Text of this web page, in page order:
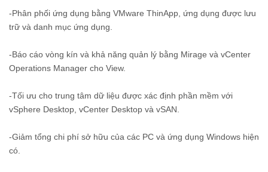
-Phân phối ứng dụng bằng VMware ThinApp, ứng dụng được lưu
trữ và danh mục ứng dụng.
-Báo cáo vòng kín và khả năng quản lý bằng Mirage và vCenter
Operations Manager cho View.
-Tối ưu cho trung tâm dữ liệu được xác định phần mềm với
vSphere Desktop, vCenter Desktop và vSAN.
-Giảm tổng chi phí sở hữu của các PC và ứng dụng Windows hiện
có.